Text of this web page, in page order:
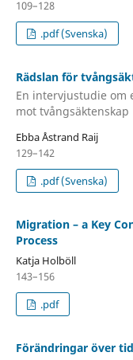
109–128
.pdf (Svenska)
Rädslan för
En intervjustudie om
mot tvångsäktenskap
Ebba Åstrand Raij
129–142
.pdf (Svenska)
Migration – a Key
Process
Katja Holböll
143–156
.pdf
Förändringar över